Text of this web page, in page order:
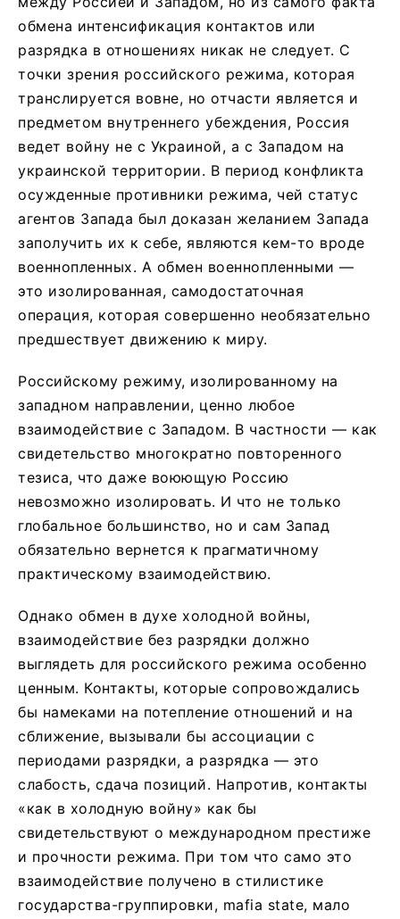
обмена интенсификация контактов или
разрядка в отношениях никак не следует. С
точки зрения российского режима, которая
транслируется вовне, но отчасти является и
предметом внутреннего убеждения, Россия
ведет войну не с Украиной, а с Западом на
украинской территории. В период конфликта
осужденные противники режима, чей статус
агентов Запада был доказан желанием Запада
заполучить их к себе, являются кем-то вроде
военнопленных. А обмен военнопленными —
это изолированная, самодостаточная
операция, которая совершенно необязательно
предшествует движению к миру.
Российскому режиму, изолированному на
западном направлении, ценно любое
взаимодействие с Западом. В частности — как
свидетельство многократно повторенного
тезиса, что даже воюющую Россию
невозможно изолировать. И что не только
глобальное большинство, но и сам Запад
обязательно вернется к прагматичному
практическому взаимодействию.
Однако обмен в духе холодной войны,
взаимодействие без разрядки должно
выглядеть для российского режима особенно
ценным. Контакты, которые сопровождались
бы намеками на потепление отношений и на
сближение, вызывали бы ассоциации с
периодами разрядки, а разрядка — это
слабость, сдача позиций. Напротив, контакты
«как в холодную войну» как бы
свидетельствуют о международном престиже
и прочности режима. При том что само это
взаимодействие получено в стилистике
государства-группировки, mafia state, мало